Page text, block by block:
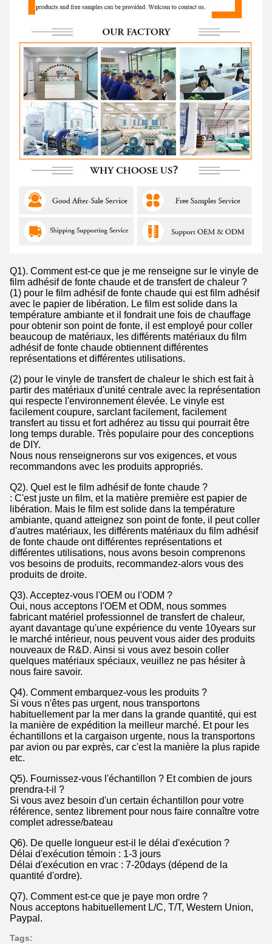
Q1). Comment est-ce que je me renseigne sur le vinyle de
film adhésif de fonte chaude et de transfert de chaleur ?
(1) pour le film adhésif de fonte chaude qui est film adhésif
avec le papier de libération. Le film est solide dans la
température ambiante et il fondrait une fois de chauffage
pour obtenir son point de fonte, il est employé pour coller
beaucoup de matériaux, les différents matériaux du film
adhésif de fonte chaude obtiennent différentes
représentations et différentes utilisations.
(2) pour le vinyle de transfert de chaleur le shich est fait à
partir des matériaux d'unité centrale avec la représentation
qui respecte l'environnement élevée. Le vinyle est
facilement coupure, sarclant facilement, facilement
transfert au tissu et fort adhérez au tissu qui pourrait être
long temps durable. Très populaire pour des conceptions
de DIY.
Nous nous renseignerons sur vos exigences, et vous
recommandons avec les produits appropriés.
Q2). Quel est le film adhésif de fonte chaude ?
: C'est juste un film, et la matière première est papier de
libération. Mais le film est solide dans la température
ambiante, quand atteignez son point de fonte, il peut coller
d'autres matériaux, les différents matériaux du film adhésif
de fonte chaude ont différentes représentations et
différentes utilisations, nous avons besoin comprenons
vos besoins de produits, recommandez-alors vous des
produits de droite.
Q3). Acceptez-vous l'OEM ou l'ODM ?
Oui, nous acceptons l'OEM et ODM, nous sommes
fabricant matériel professionnel de transfert de chaleur,
ayant davantage qu'une expérience du vente 10years sur
le marché intérieur, nous peuvent vous aider des produits
nouveaux de R&D. Ainsi si vous avez besoin coller
quelques matériaux spéciaux, veuillez ne pas hésiter à
nous faire savoir.
Q4). Comment embarquez-vous les produits ?
Si vous n'êtes pas urgent, nous transportons
habituellement par la mer dans la grande quantité, qui est
la manière de expédition la meilleur marché. Et pour les
échantillons et la cargaison urgente, nous la transportons
par avion ou par exprès, car c'est la manière la plus rapide
etc.
Q5). Fournissez-vous l'échantillon ? Et combien de jours
prendra-t-il ?
Si vous avez besoin d'un certain échantillon pour votre
référence, sentez librement pour nous faire connaître votre
complet adresse/bateau
Q6). De quelle longueur est-il le délai d'exécution ?
Délai d'exécution témoin : 1-3 jours
Délai d'exécution en vrac : 7-20days (dépend de la
quantité d'ordre).
Q7). Comment est-ce que je paye mon ordre ?
Nous acceptons habituellement L/C, T/T, Western Union,
Paypal.
Tags: